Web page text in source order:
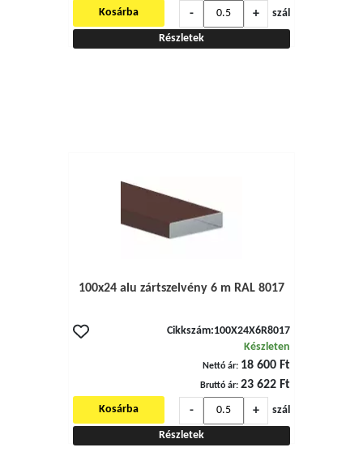
-
+ szál
Kosárba
Részletek
100x24 alu zártszelvény 6 m RAL 8017
Cikkszám:100X24X6R8017
Készleten
Nettó ár: 18 600 Ft
Bruttó ár: 23 622 Ft
-
+ szál
Kosárba
Részletek